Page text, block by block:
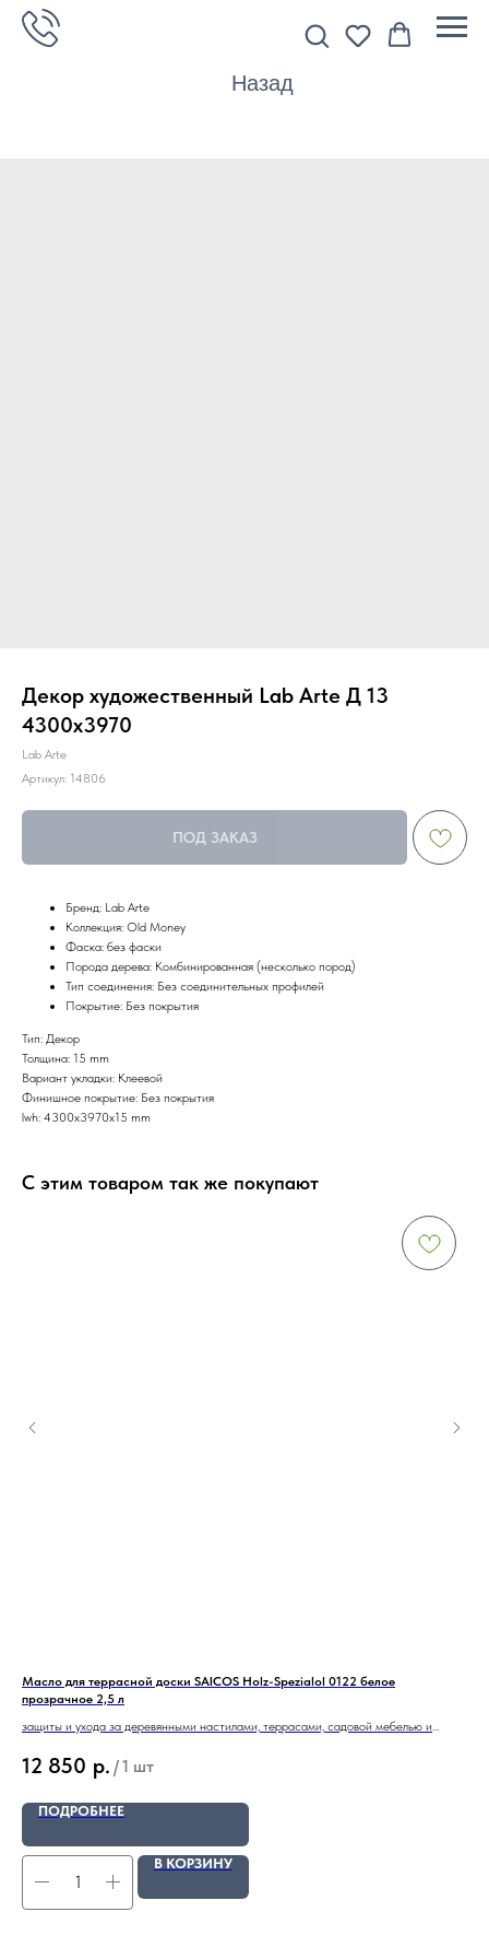
Назад
Декор художественный Lab Arte Д 13
4300х3970
Lab Arte
Артикул: 14806
ПОД ЗАКАЗ
Бренд: Lab Arte
Коллекция: Old Money
Фаска: без фаски
Порода дерева: Комбинированная (несколько пород)
Тип соединения: Без соединительных профилей
Покрытие: Без покрытия
Тип: Декор
Толщина: 15 mm
Вариант укладки: Клеевой
Финишное покрытие: Без покрытия
lwh: 4300x3970x15 mm
С этим товаром так же покупают
Масло для террасной доски SAICOS Holz-Spezialol 0122 белое
прозрачное 2,5 л
защиты и ухода за деревянными настилами, террасами, садовой мебелью и
создания прозрачного, шелковисто-матового покрытия
белое прозрачное 2,5 л
12 850 р. /1 шт
ПОДРОБНЕЕ
В КОРЗИНУ